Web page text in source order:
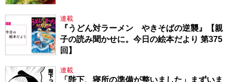
連載
『うどん対ラーメン やきそばの逆襲』【親
子の読み聞かせに。今日の絵本だより 第375
回】
連載
「陛下、寝所の準備が整いました」まずいま